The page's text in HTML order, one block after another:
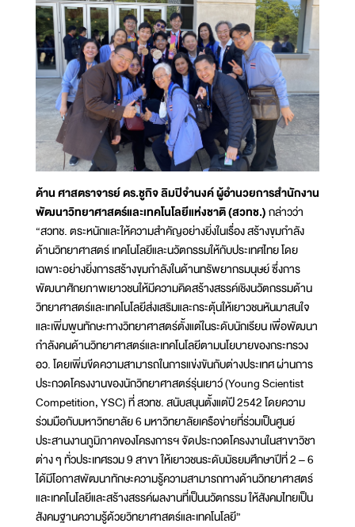
ด้าน ศาสตราจารย์ ดร.ชูกิจ ลิมปิจำนงค์ ผู้อำนวยการสำนักงาน
พัฒนาวิทยาศาสตร์และเทคโนโลยีแห่งชาติ (สวทช.)กล่าวว่า
“สวทช. ตระหนักและให้ความสำคัญอย่างยิ่งในเรื่อง สร้างขุมกำลัง
ด้านวิทยาศาสตร์ เทคโนโลยีและนวัตกรรมให้กับประเทศไทย โดย
เฉพาะอย่างยิ่งการสร้างขุมกำลังในด้านทรัพยากรมนุษย์ ซึ่งการ
พัฒนาศักยภาพเยาวชนให้มีความคิดสร้างสรรค์เชิงนวัตกรรมด้าน
วิทยาศาสตร์และเทคโนโลยีส่งเสริมและกระตุ้นให้เยาวชนหันมาสนใจ
และเพิ่มพูนทักษะทางวิทยาศาสตร์ตั้งแต่ในระดับนักเรียน เพื่อพัฒนา
กำลังคนด้านวิทยาศาสตร์และเทคโนโลยีตามนโยบายของกระทรวง
อว. โดยเพิ่มขีดความสามารถในการแข่งขันกับต่างประเทศ ผ่านการ
ประกวดโครงงานของนักวิทยาศาสตร์รุ่นเยาว์ (Young Scientist
Competition, YSC) ที่ สวทช. สนับสนุนตั้งแต่ปี 2542 โดยความ
ร่วมมือกับมหาวิทยาลัย 6 มหาวิทยาลัยเครือข่ายที่ร่วมเป็นศูนย์
ประสานงานภูมิภาคของโครงการฯ จัดประกวดโครงงานในสาขาวิชา
ต่าง ๆ ทั่วประเทศรวม 9 สาขา ให้เยาวชนระดับมัธยมศึกษาปีที่ 2 – 6
ได้มีโอกาสพัฒนาทักษะความรู้ความสามารถทางด้านวิทยาศาสตร์
และเทคโนโลยีและสร้างสรรค์ผลงานที่เป็นนวัตกรรม ให้สังคมไทยเป็น
สังคมฐานความรู้ด้วยวิทยาศาสตร์และเทคโนโลยี”